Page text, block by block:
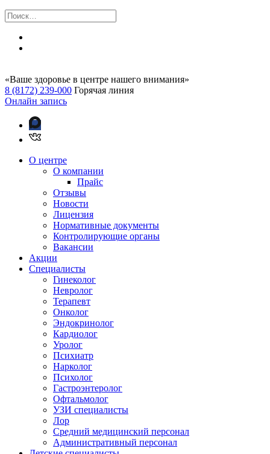
«Ваше здоровье в центре нашего внимания»
8 (8172) 239-000 Горячая линия
Онлайн запись
О центре
О компании
Прайс
Отзывы
Новости
Лицензия
Нормативные документы
Контролирующие органы
Вакансии
Акции
Специалисты
Гинеколог
Невролог
Терапевт
Онколог
Эндокринолог
Кардиолог
Уролог
Психиатр
Нарколог
Психолог
Гастроэнтеролог
Офтальмолог
УЗИ специалисты
Лор
Средний медицинский персонал
Административный персонал